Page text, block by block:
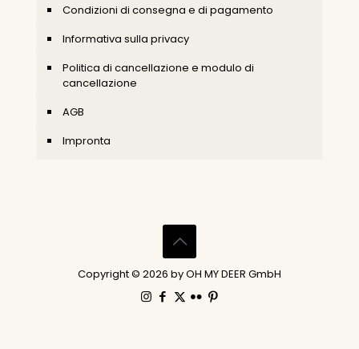
Condizioni di consegna e di pagamento
Informativa sulla privacy
Politica di cancellazione e modulo di
cancellazione
AGB
Impronta
Copyright © 2026 by OH MY DEER GmbH